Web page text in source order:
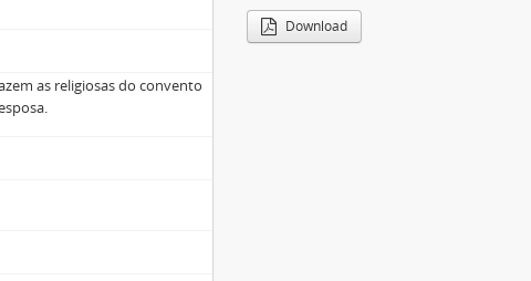
as religiosas do convento
Download